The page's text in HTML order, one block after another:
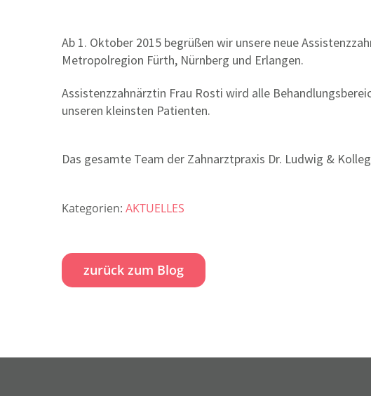
Ab 1. Oktober 2015 begrüßen wir unsere neue
Metropolregion Fürth, Nürnberg und Erlangen.
Assistenzzahnärztin Frau Rosti wird alle
unseren kleinsten Patienten.
Das gesamte Team der Zahnarztpraxis Dr. Ludwig &
Kategorien: AKTUELLES
zurück zum Blog